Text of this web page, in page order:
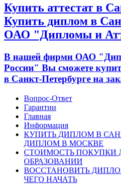
Купить аттестат в
Купить диплом в
ОАО "Дипломы и
В нашей фирми ОАО
России" Вы сможете
в Санкт-Петербурге на
Вопрос-Ответ
Гарантии
Главная
Информация
КУПИТЬ ДИПЛОМ В
ДИПЛОМ В МОСКВЕ
СТОИМОСТЬ
ОБРАЗОВАНИИ
ВОССТАНОВИТЬ
ЧЕГО НАЧАТЬ